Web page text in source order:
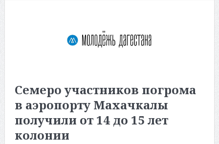
Семеро участников погрома
в аэропорту Махачкалы
получили от 14 до 15 лет
колонии